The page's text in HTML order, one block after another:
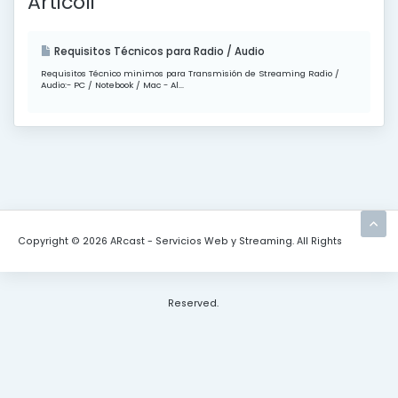
Requisitos Técnicos para Radio / Audio
Requisitos Técnico minimos para Transmisión de Streaming Radio /
Audio:- PC / Notebook / Mac - Al...
Copyright © 2026 ARcast - Servicios Web y Streaming. All Rights
Reserved.